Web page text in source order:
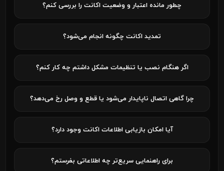
چطور مانده اعتبار و وضعیت اکانت را بررسی کنم؟
تمدید اکانت چگونه انجام می‌شود؟
اگر هنگام نصب یا تنظیمات مشکل داشتم چه کار کنم؟
چرا گاهی اتصال ناپایدار می‌شود یا قطع و وصل رخ می‌دهد؟
آیا امکان بازیابی اطلاعات اکانت وجود دارد؟
برای راهنمایی سریع‌تر چه اطلاعاتی بفرستم؟